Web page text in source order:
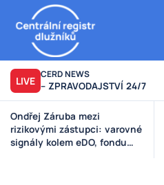
LIVE CERD NEWS
– ZPRAVODAJSTVÍ 24/7
Asociace držitelů dluhopisů
vyzve vládu ke zpřísnění
pravidel pro emise a správu